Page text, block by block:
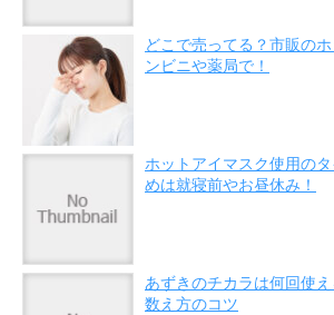
どこで売ってる？市販の
ンビニや薬局で！
ホットアイマスク使用の
めは就寝前やお昼休み！
あずきのチカラは何回使
数え方のコツ